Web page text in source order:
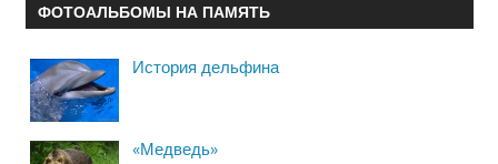
ФОТОАЛЬБОМЫ НА ПАМЯТЬ
История дельфина
«Медведь»